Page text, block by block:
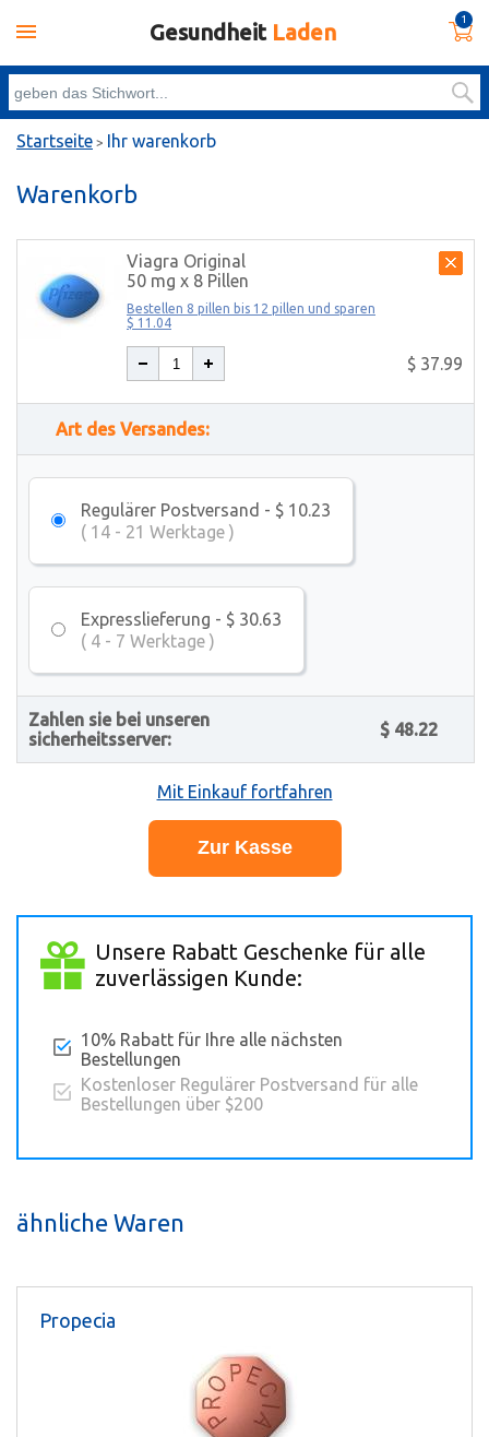
Gesundheit Laden
1
Startseite > Ihr warenkorb
Warenkorb
Viagra Original
50 mg x 8 Pillen
Bestellen 8 pillen bis 12 pillen und sparen
$ 11.04
$ 37.99
Art des Versandes:
Regulärer Postversand - $ 10.23
( 14 - 21 Werktage )
Expresslieferung - $ 30.63
( 4 - 7 Werktage )
Zahlen sie bei unseren
sicherheitsserver:
$ 48.22
Mit Einkauf fortfahren
Unsere Rabatt Geschenke für alle
zuverlässigen Kunde:
10% Rabatt für Ihre alle nächsten
Bestellungen
Kostenloser Regulärer Postversand für alle
Bestellungen über $200
ähnliche Waren
Propecia